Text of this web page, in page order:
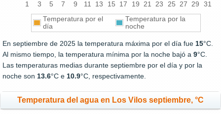
1 3 5 7 9 11 13 15 17 19 21 23 25 27 29 31
Temperatura por el
día
Temperatura por la
noche
En septiembre de 2025 la temperatura máxima por el día fue 15°C.
Al mismo tiempo, la temperatura mínima por la noche bajó a 9°C.
Las temperaturas medias durante septiembre por el día y por la
noche son 13.6°C e 10.9°C, respectivamente.
Temperatura del agua en Los Vilos septiembre, °C